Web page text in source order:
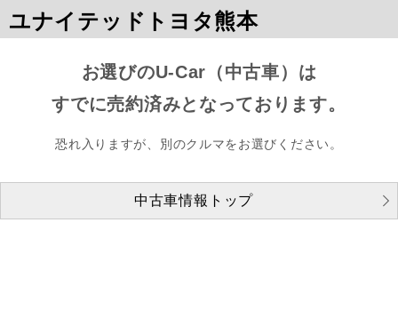
ユナイテッドトヨタ熊本
お選びのU-Car（中古車）は
すでに売約済みとなっております。
恐れ入りますが、別のクルマをお選びください。
中古車情報トップ